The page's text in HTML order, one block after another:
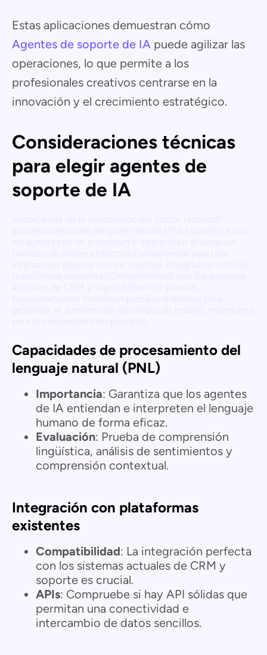
Estas aplicaciones demuestran cómo
Agentes de soporte de IA puede agilizar las
operaciones, lo que permite a los
profesionales creativos centrarse en la
innovación y el crecimiento estratégico.
Consideraciones técnicas
para elegir agentes de
soporte de IA
Capacidades de procesamiento del
lenguaje natural (PNL)
Importancia: Garantiza que los agentes
de IA entiendan e interpreten el lenguaje
humano de forma eficaz.
Evaluación: Prueba de comprensión
lingüística, análisis de sentimientos y
comprensión contextual.
Integración con plataformas
existentes
Compatibilidad: La integración perfecta
con los sistemas actuales de CRM y
soporte es crucial.
APIs: Compruebe si hay API sólidas que
permitan una conectividad e
intercambio de datos sencillos.